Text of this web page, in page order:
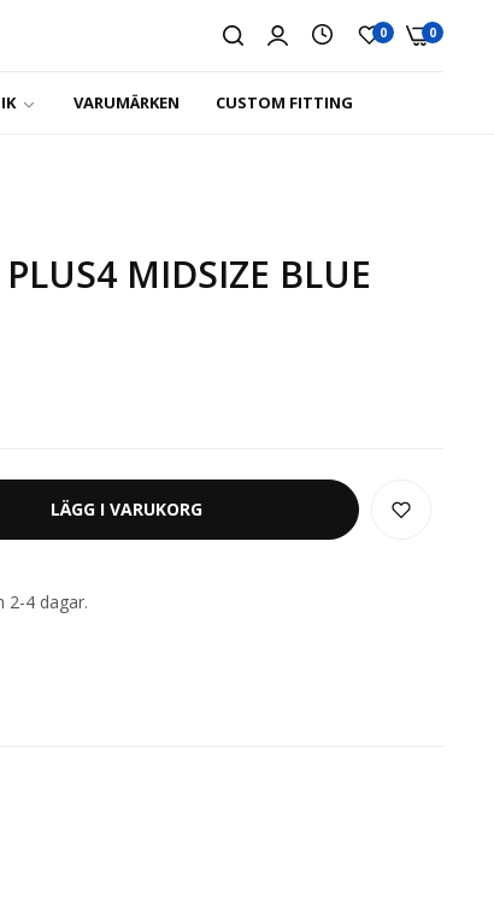
0 0
VARUMÄRKEN CUSTOM FITTING
MIDSIZE BLUE
LÄGG I VARUKORG
2-4 dagar.